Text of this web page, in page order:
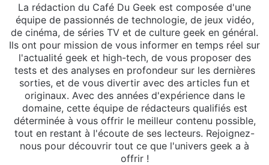
La rédaction du Café Du Geek est composée d'une
équipe de passionnés de technologie, de jeux vidéo,
de cinéma, de séries TV et de culture geek en général.
Ils ont pour mission de vous informer en temps réel sur
l'actualité geek et high-tech, de vous proposer des
tests et des analyses en profondeur sur les dernières
sorties, et de vous divertir avec des articles fun et
originaux. Avec des années d'expérience dans le
domaine, cette équipe de rédacteurs qualifiés est
déterminée à vous offrir le meilleur contenu possible,
tout en restant à l'écoute de ses lecteurs. Rejoignez-
nous pour découvrir tout ce que l'univers geek a à
offrir !